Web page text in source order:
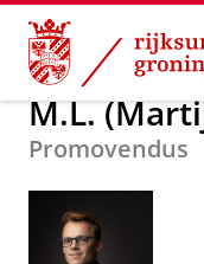
Skip
Content
Skip
Navigation
Over ons
M.L.
Promovendus